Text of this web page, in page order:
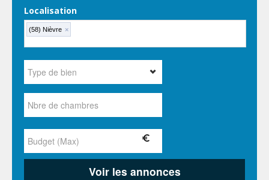
Localisation
(58) Nièvre ×